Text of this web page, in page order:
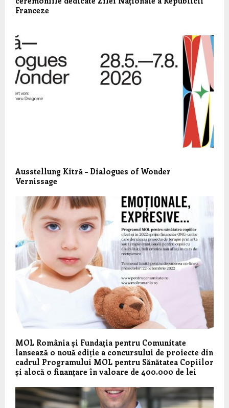
Franceze
Ausstellung Kitră – Dialogues of Wonder
Vernissage
MOL România și Fundația pentru Comunitate
lansează o nouă ediție a concursului de proiecte din
cadrul Programului MOL pentru Sănătatea Copiilor
și alocă o finanțare în valoare de 400.000 de lei